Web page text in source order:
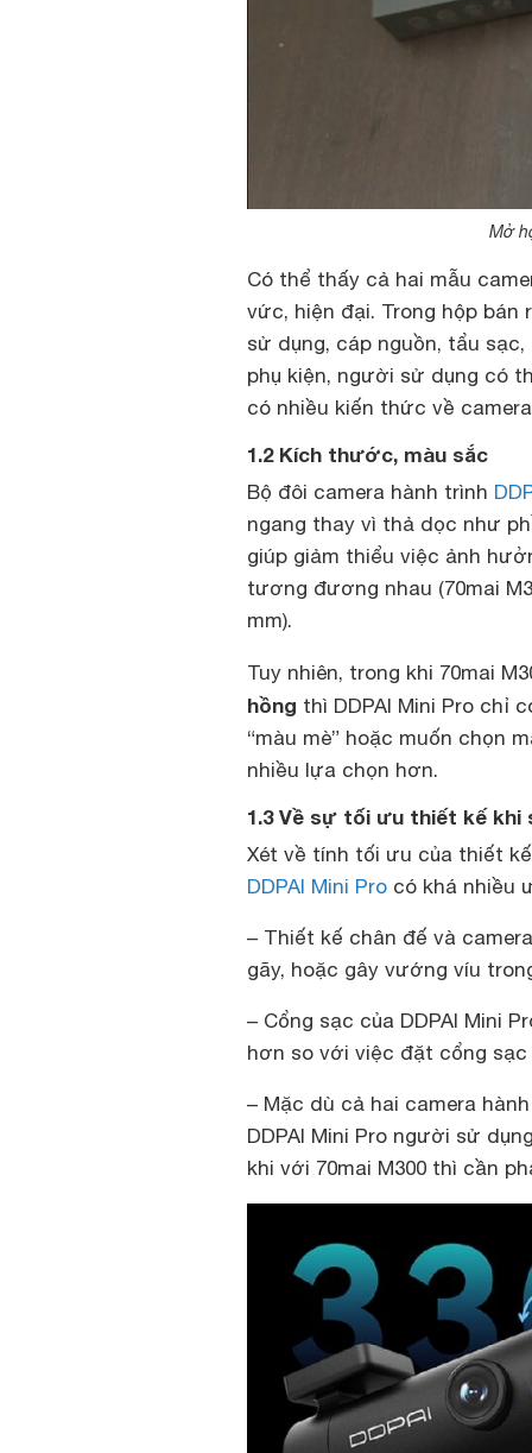
Mở
Có thể thấy cả hai mẫu
vức, hiện đại. Trong hộp bán
sử dụng, cáp nguồn, tẩu
phụ kiện, người sử dụng có
có nhiều kiến thức về
1.2 Kích thước, màu sắc
Bộ đôi camera hành trình
ngang thay vì thả dọc như
giúp giảm thiểu việc ảnh
tương đương nhau (70mai
mm).
Tuy nhiên, trong khi 70mai
hồng thì DDPAI Mini Pro chỉ
“màu mè” hoặc muốn chọn
nhiều lựa chọn hơn.
1.3 Về sự tối ưu thiết kế khi
Xét về tính tối ưu của thiết
DDPAI Mini Pro có khá nhiều
– Thiết kế chân đế và
gãy, hoặc gây vướng víu
– Cổng sạc của DDPAI Mini
hơn so với việc đặt cổng sạc
– Mặc dù cả hai camera
DDPAI Mini Pro người sử
khi với 70mai M300 thì cần